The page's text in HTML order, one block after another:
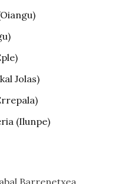
Jolas)
(Ilunpe)
Barrenetxea